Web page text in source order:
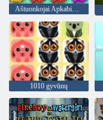
Aštuonkojai Apkabinimai
1010 gyvūnų